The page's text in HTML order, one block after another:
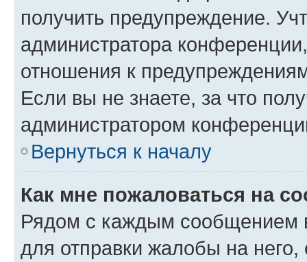
получить предупреждение.
администратора
отношения к
Если вы не знаете, за что
администратором
Вернуться к началу
Как мне пожаловаться на
Рядом с каждым сообщением
для отправки жалобы на